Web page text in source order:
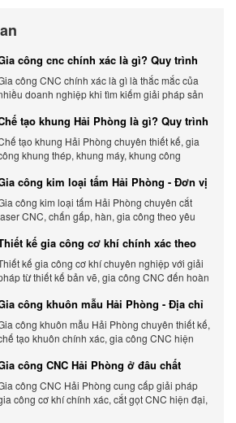
công cnc chính xác là gì? Quy trình
xác, đẳng cấp
công CNC chính xác là gì là thắc mắc của
doanh nghiệp khi tìm kiếm giải pháp sản
tạo khung Hải Phòng là gì? Quy trình
công chi tiết
tạo khung Hải Phòng chuyên thiết kế, gia
khung thép, khung máy, khung công
và tối ưu chi phí.
công kim loại tấm Hải Phòng - Đơn vị
công uy tín 2026
công kim loại tấm Hải Phòng chuyên cắt
CNC, chấn gấp, hàn, gia công theo yêu
kế gia công cơ khí chính xác theo
cầukế gia công cơ khí chuyên nghiệp với giải
từ thiết kế bản vẽ, gia công CNC đến hoàn
tiến độ.
công khuôn mẫu Hải Phòng - Địa chỉ
công chất lượng
công khuôn mẫu Hải Phòng chuyên thiết kế,
tạo khuôn chính xác, gia công CNC hiện
công CNC Hải Phòng ở đâu chất
giá tốt?
công CNC Hải Phòng cung cấp giải pháp
công cơ khí chính xác, cắt gọt CNC hiện đại,